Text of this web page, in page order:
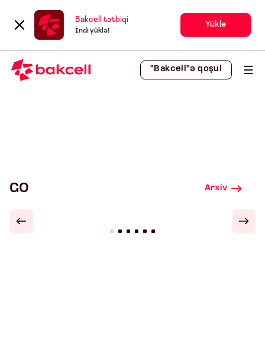
Bakcell tətbiqi
İndi yüklə!
Yüklə
"Bakcell"ə qoşul
GO Arxiv